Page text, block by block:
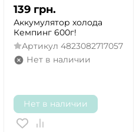
139 грн.
Аккумулятор холода
Кемпинг 600г!
Артикул 4823082717057
Нет в наличии
Нет в наличии